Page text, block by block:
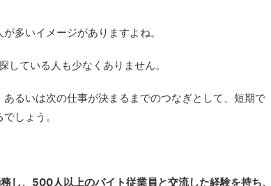
多いイメージがありますよね。
している人も少なくありません。
るいは次の仕事が決まるまでのつなぎとして、短期で
しょう。
し、500人以上のバイト従業員と交流した経験を持ち、